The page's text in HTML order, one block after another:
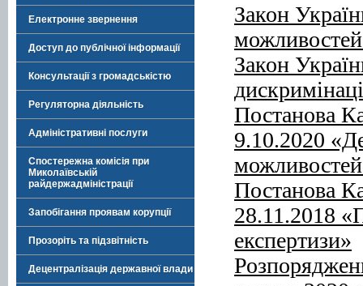
Електронне звернення
Доступ до публічної інформації
Консультації з громадськістю
Регуляторна діяльність
Адміністративні послуги
Спостережна комісія при
Миколаївській
райдержадміністрації
Запобігання проявам корупції
Прозоріть та підзвітність
Децентралізація державної влади
Закон
можливостей
Закон
Постанова
9.10.2020
можливостей
Постанова
28.11.2018
експертизи»